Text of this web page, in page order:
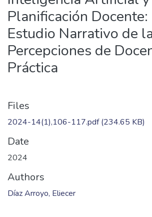
Collections
All of DSpace
Statistics
Planificación Docente:
Estudio Narrativo de
Percepciones de
Práctica
Files
2024-14(1),106-117.pdf(234.65 KB)
Date
2024
Authors
Díaz Arroyo, Eliecer